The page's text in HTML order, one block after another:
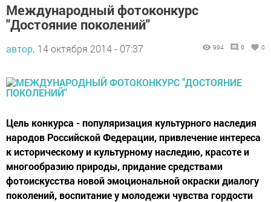
Международный фотоконкурс
"Достояние поколений"
автор, 14 октября 2014 - 07:37 994 0 0
Цель конкурса - популяризация культурного наследия
народов Российской Федерации, привлечение интереса
к историческому и культурному наследию, красоте и
многообразию природы, придание средствами
фотоискусства новой эмоциональной окраски диалогу
поколений, воспитание у молодежи чувства гордости